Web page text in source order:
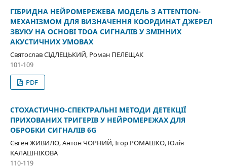
ГІБРИДНА НЕЙРОМЕРЕЖЕВА МОДЕЛЬ З ATTENTION-
МЕХАНІЗМОМ ДЛЯ ВИЗНАЧЕННЯ КООРДИНАТ ДЖЕРЕЛ
ЗВУКУ НА ОСНОВІ TDOA СИГНАЛІВ У ЗМІННИХ
АКУСТИЧНИХ УМОВАХ
Святослав СІДЛЕЦЬКИЙ, Роман ПЕЛЕЩАК
101-109
PDF
СТОХАСТИЧНО-СПЕКТРАЛЬНІ МЕТОДИ ДЕТЕКЦІЇ
ПРИХОВАНИХ ТРИГЕРІВ У НЕЙРОМЕРЕЖАХ ДЛЯ
ОБРОБКИ СИГНАЛІВ 6G
Євген ЖИВИЛО, Антон ЧОРНИЙ, Ігор РОМАШКО, Юлія
КАЛАШНІКОВА
110-119